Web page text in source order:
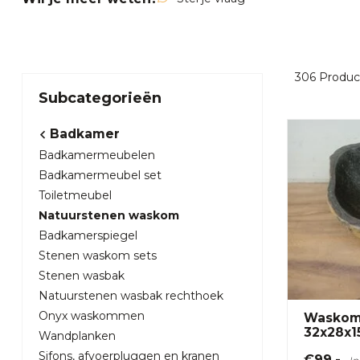
Subcategorieën
Badkamer
Badkamermeubelen
Badkamermeubel set
Toiletmeubel
Natuurstenen waskom
Badkamerspiegel
Stenen waskom sets
Stenen wasbak
Natuurstenen wasbak rechthoek
Onyx waskommen
Wandplanken
Sifons, afvoerpluggen en kranen
306